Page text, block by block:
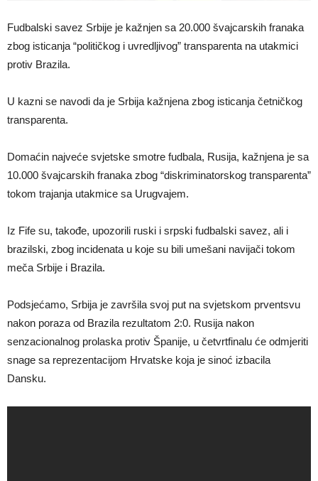
Fudbalski savez Srbije je kažnjen sa 20.000 švajcarskih franaka
zbog isticanja “političkog i uvredljivog” transparenta na utakmici
protiv Brazila.
U kazni se navodi da je Srbija kažnjena zbog isticanja četničkog
transparenta.
Domaćin najveće svjetske smotre fudbala, Rusija, kažnjena je sa
10.000 švajcarskih franaka zbog “diskriminatorskog transparenta”
tokom trajanja utakmice sa Urugvajem.
Iz Fife su, takođe, upozorili ruski i srpski fudbalski savez, ali i
brazilski, zbog incidenata u koje su bili umešani navijači tokom
meča Srbije i Brazila.
Podsjećamo, Srbija je završila svoj put na svjetskom prventsvu
nakon poraza od Brazila rezultatom 2:0. Rusija nakon
senzacionalnog prolaska protiv Španije, u četvrtfinalu će odmjeriti
snage sa reprezentacijom Hrvatske koja je sinoć izbacila
Dansku.